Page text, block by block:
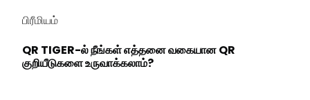
பிரீமியம்
QR TIGER-ல் நீங்கள் எத்தனை வகையான QR
குறியீடுகளை உருவாக்கலாம்?